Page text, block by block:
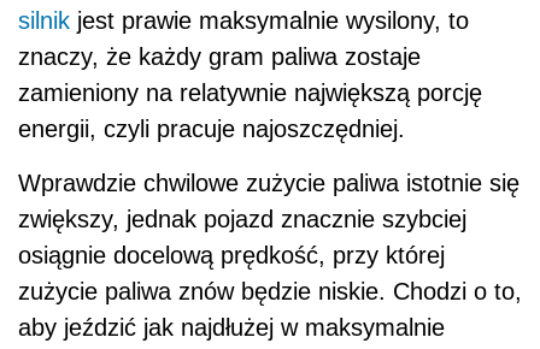
silnik jest prawie maksymalnie wysilony, to
znaczy, że każdy gram paliwa zostaje
zamieniony na relatywnie największą porcję
energii, czyli pracuje najoszczędniej.
Wprawdzie chwilowe zużycie paliwa istotnie się
zwiększy, jednak pojazd znacznie szybciej
osiągnie docelową prędkość, przy której
zużycie paliwa znów będzie niskie. Chodzi o to,
aby jeździć jak najdłużej w maksymalnie